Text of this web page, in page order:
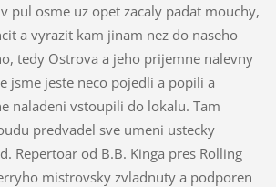
pul osme uz opet zacaly padat mouchy,
a vyrazit kam jinam nez do naseho
tedy Ostrova a jeho prijemne nalevny
jsme jeste neco pojedli a popili a
naladeni vstoupili do lokalu. Tam
predvadel sve umeni ustecky
Repertoar od B.B. Kinga pres Rolling
mistrovsky zvladnuty a podporen